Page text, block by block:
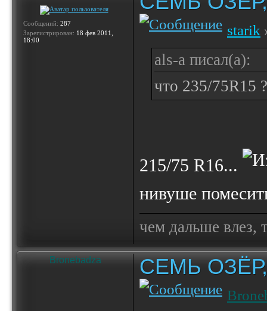
Сообщений: 287
Зарегистрирован: 18 фев 2011,
18:00
starik
als-a писал(а):
что 235/75R15
215/75 R16...
нивуше
чем дальше влез,
Bronebadza СЕМЬ